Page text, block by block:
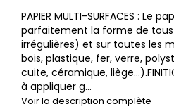
PAPIER MULTI-SURFACES : Le
parfaitement la forme de
irrégulières) et sur toutes les
bois, plastique, fer, verre,
cuite, céramique,
à appliquer g...
Voir la description complète